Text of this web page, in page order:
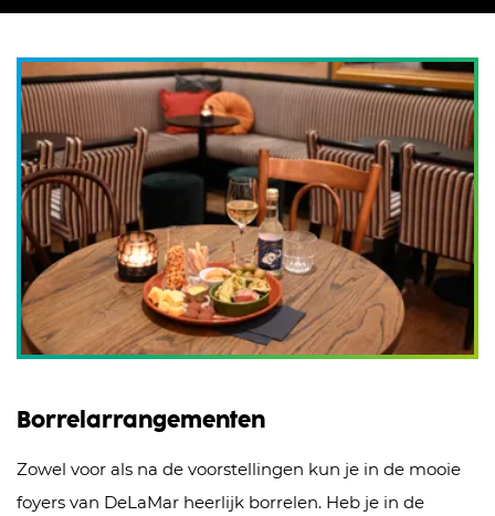
Borrelarrangementen
Zowel voor als na de voorstellingen kun je in de mooie
foyers van DeLaMar heerlijk borrelen. Heb je in de